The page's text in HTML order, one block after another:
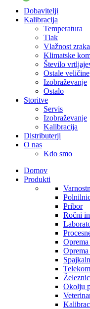
Dobavitelji
Kalibracija
Temperatura
Tlak
Vlažnost zraka
Klimatske
Število
Ostale veličine
Izobraževanje
Ostalo
Storitve
Servis
Izobraževanje
Kalibracija
Distributerji
O nas
Kdo smo
Domov
Produkti
Pribor
Ročni
Okolju